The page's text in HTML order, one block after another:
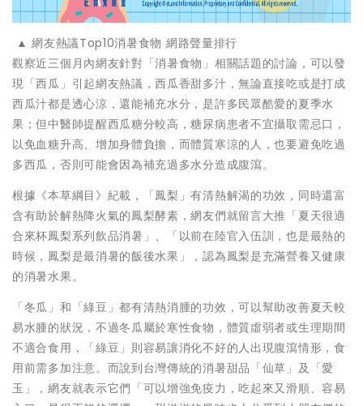
▲ 網友熱議Top10消暑食物 網路聲量排行
觀察近三個月內網友針對「消暑食物」相關話題的討論，可以發
現「西瓜」引起網友熱議，西瓜香甜多汁，無論直接吃或是打成
西瓜汁都是透心涼，還能補充水分，是許多民眾酷愛的夏季水
果；但中醫師提醒西瓜糖分較高，糖尿病患者不宜攝取需忌口，
以免血糖升高、增加身體負擔，而體質寒涼的人，也要避免吃過
多西瓜，否則可能會因為補充過多水分造成腹瀉。
根據《本草綱目》紀載，「鳳梨」有清熱解渴的功效，同時還富
含有助於解熱降火氣的鳳梨酵素，網友們就留言大推「夏天很適
合來杯鳳梨系列飲品消暑」、「以前在陸官入伍訓，也是最熱的
時候，鳳梨是最消暑的飯後水果」，認為鳳梨是充滿營養又健康
的消暑水果。
「冬瓜」和「綠豆」都有清熱消腫的功效，可以幫助改善夏天較
易水腫的狀況，不過冬瓜屬於寒性食物，體質虛弱者或生理期間
不適合食用，「綠豆」則容易讓消化不好的人出現腹瀉情形，食
用前需多加注意。而說到台灣傳統的消暑甜品「仙草」及「愛
玉」，網友就表示它們「可以增強免疫力，吃起來又滑順、容易